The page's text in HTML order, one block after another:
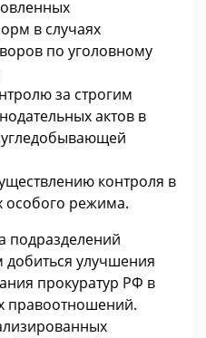
в случаях
по уголовному
за строгим
актов в
угледобывающей
контроля в
особого режима.
подразделений
добиться улучшения
прокуратур РФ в
правоотношений.